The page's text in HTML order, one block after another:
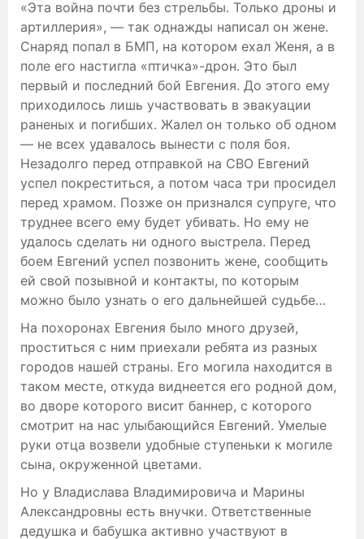
«Эта война почти без стрельбы. Только дроны и
артиллерия», — так однажды написал он жене.
Снаряд попал в БМП, на котором ехал Женя, а в
поле его настигла «птичка»-дрон. Это был
первый и последний бой Евгения. До этого ему
приходилось лишь участвовать в эвакуации
раненых и погибших. Жалел он только об одном
— не всех удавалось вынести с поля боя.
Незадолго перед отправкой на СВО Евгений
успел покреститься, а потом часа три просидел
перед храмом. Позже он признался супруге, что
труднее всего ему будет убивать. Но ему не
удалось сделать ни одного выстрела. Перед
боем Евгений успел позвонить жене, сообщить
ей свой позывной и контакты, по которым
можно было узнать о его дальнейшей судьбе…
На похоронах Евгения было много друзей,
проститься с ним приехали ребята из разных
городов нашей страны. Его могила находится в
таком месте, откуда виднеется его родной дом,
во дворе которого висит баннер, с которого
смотрит на нас улыбающийся Евгений. Умелые
руки отца возвели удобные ступеньки к могиле
сына, окруженной цветами.
Но у Владислава Владимировича и Марины
Александровны есть внучки. Ответственные
дедушка и бабушка активно участвуют в